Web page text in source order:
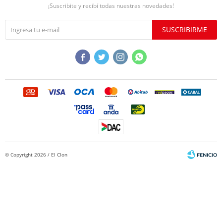
¡Suscribite y recibí todas nuestras novedades!
SUSCRIBIRME
   
© Copyright 2026 / El Clon